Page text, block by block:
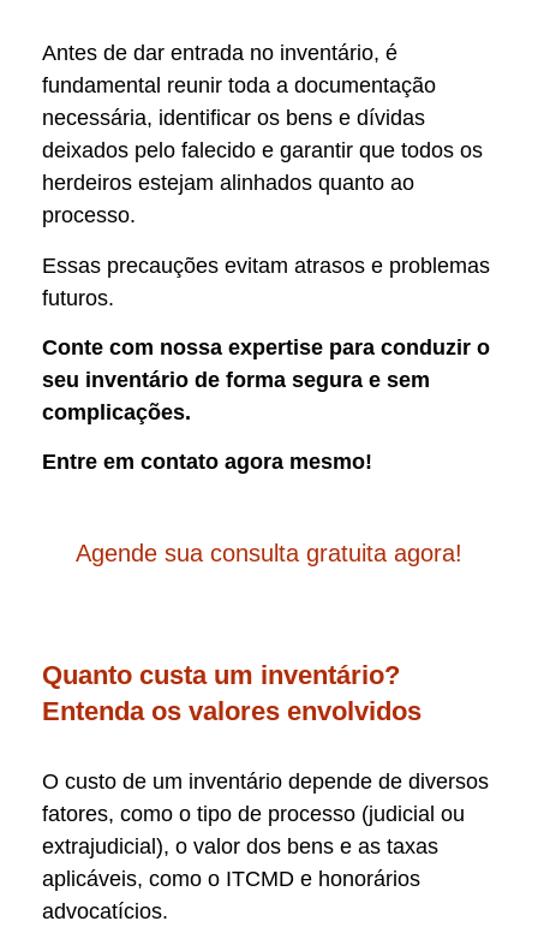
Antes de dar entrada no inventário, é
fundamental reunir toda a documentação
necessária, identificar os bens e dívidas
deixados pelo falecido e garantir que todos os
herdeiros estejam alinhados quanto ao
processo.
Essas precauções evitam atrasos e problemas
futuros.
Conte com nossa expertise para conduzir o
seu inventário de forma segura e sem
complicações.
Entre em contato agora mesmo!
Agende sua consulta gratuita agora!
Quanto custa um inventário?
Entenda os valores envolvidos
O custo de um inventário depende de diversos
fatores, como o tipo de processo (judicial ou
extrajudicial), o valor dos bens e as taxas
aplicáveis, como o ITCMD e honorários
advocatícios.